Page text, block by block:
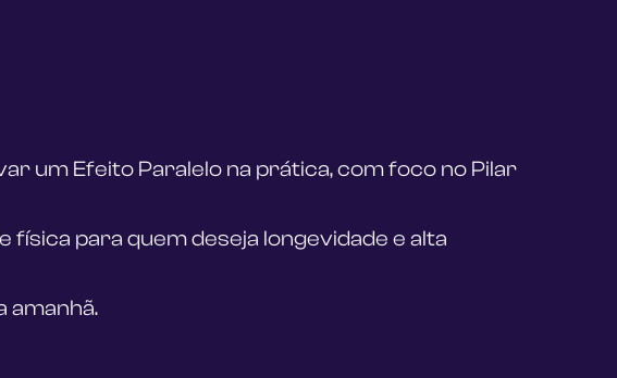
um Efeito Paralelo na prática, com foco no Pilar
para quem deseja longevidade e alta
amanhã.